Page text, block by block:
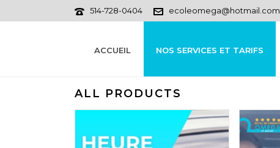
514-728-0404 ecoleomega@hotmail.com
ACCUEIL NOS SERVICES ET TARIFS
ALL PRODUCTS